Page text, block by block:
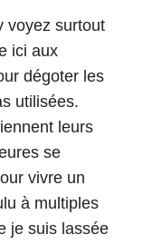
voyez surtout
ici aux
dégoter les
utilisées.
leurs
se
vivre un
à multiples
je suis lassée